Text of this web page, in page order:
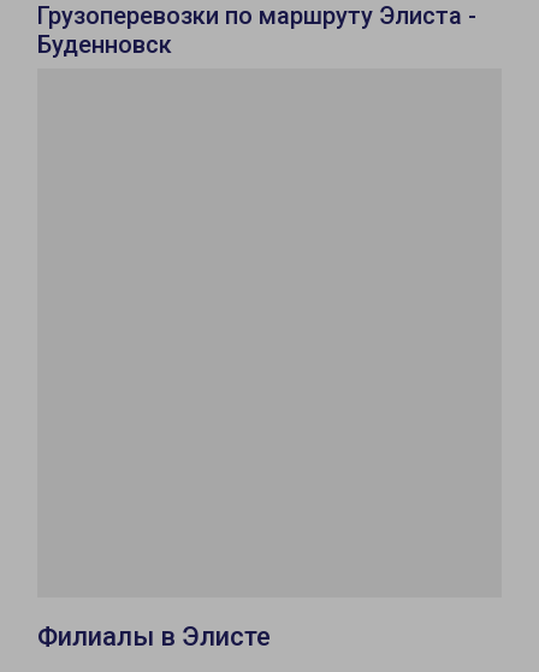
Грузоперевозки по маршруту Элиста -
Буденновск
Филиалы в Элисте